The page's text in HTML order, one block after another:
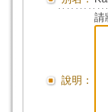
說明：
請